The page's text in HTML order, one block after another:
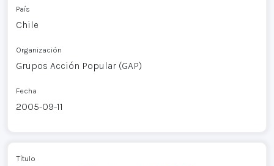
País
Chile
Organización
Grupos Acción Popular (GAP)
Fecha
2005-09-11
Título